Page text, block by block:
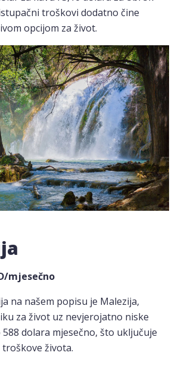
troškovi dodatno čine
opcijom za život.
mjesečno
na našem popisu je Malezija,
za život uz nevjerojatno niske
dolara mjesečno, što uključuje
života.